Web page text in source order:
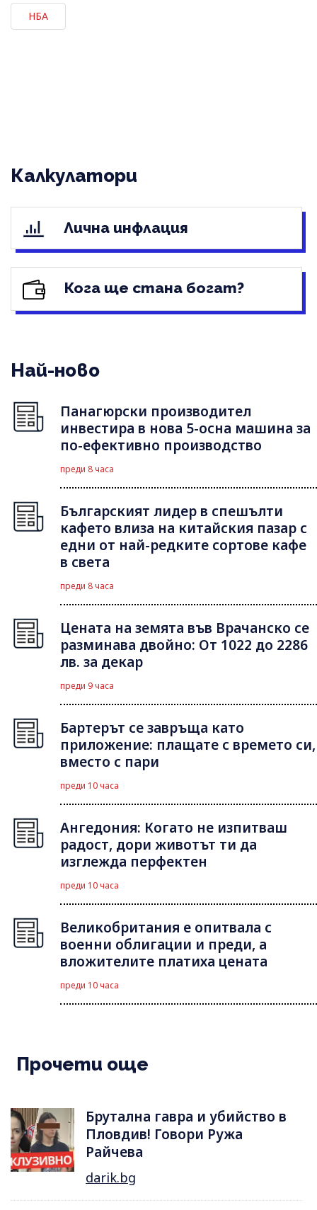
НБА
Калкулатори
Лична инфлация
Кога ще стана богат?
Най-ново
Панагюрски производител
инвестира в нова 5-осна машина за
по-ефективно производство
преди 8 часа
Българският лидер в спешълти
кафето влиза на китайския пазар с
едни от най-редките сортове кафе
в света
преди 8 часа
Цената на земята във Врачанско се
разминава двойно: От 1022 до 2286
лв. за декар
преди 9 часа
Бартерът се завръща като
приложение: плащате с времето си,
вместо с пари
преди 10 часа
Ангедония: Когато не изпитваш
радост, дори животът ти да
изглежда перфектен
преди 10 часа
Великобритания е опитвала с
военни облигации и преди, а
вложителите платиха цената
преди 10 часа
Прочети още
Брутална гавра и убийство в
Пловдив! Говори Ружа
Райчева
darik.bg